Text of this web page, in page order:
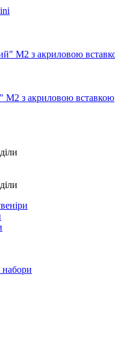
М2 з акриловою вставкою
набори